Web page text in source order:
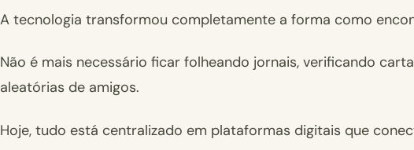
A tecnologia transformou completamente a forma como
Não é mais necessário ficar folheando jornais, verificando
aleatórias de amigos.
Hoje, tudo está centralizado em plataformas digitais que